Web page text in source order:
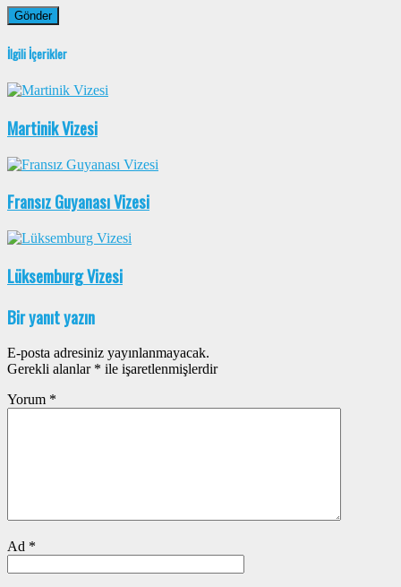
İlgili İçerikler
Martinik Vizesi
Fransız Guyanası Vizesi
Lüksemburg Vizesi
Bir yanıt yazın
E-posta adresiniz yayınlanmayacak.
Gerekli alanlar * ile işaretlenmişlerdir
Yorum *
Ad *